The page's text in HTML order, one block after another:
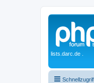
lists.darc.de .